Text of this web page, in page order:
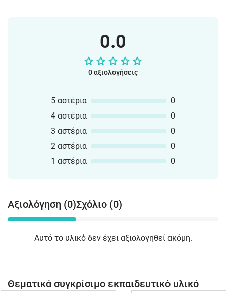
0.0
0 αξιολογήσεις
5 αστέρια
0
4 αστέρια
0
3 αστέρια
0
2 αστέρια
0
1 αστέρια
0
Αξιολόγηση (0)Σχόλιο (0)
Αυτό το υλικό δεν έχει αξιολογηθεί ακόμη.
Θεματικά συγκρίσιμο εκπαιδευτικό υλικό